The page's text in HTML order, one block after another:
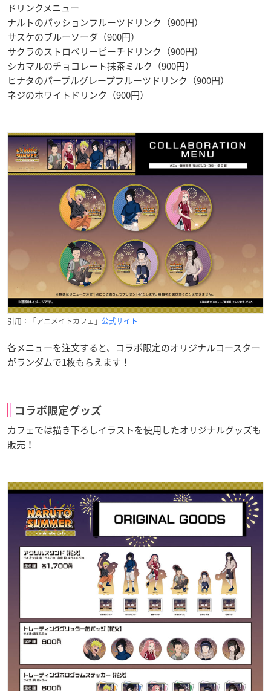
ドリンクメニュー
ナルトのパッションフルーツドリンク（900円）
サスケのブルーソーダ（900円）
サクラのストロベリーピーチドリンク（900円）
シカマルのチョコレート抹茶ミルク（900円）
ヒナタのパープルグレープフルーツドリンク（900円）
ネジのホワイトドリンク（900円）
引用：「アニメイトカフェ」 公式サイト
各メニューを注文すると、コラボ限定のオリジナルコースター
がランダムで1枚もらえます！
コラボ限定グッズ
カフェでは描き下ろしイラストを使用したオリジナルグッズも
販売！